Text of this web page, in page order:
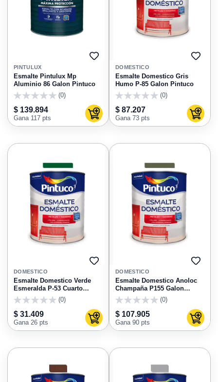
AGREGAR
FAVORITOS
PINTULUX
Esmalte Pintulux Mp
Aluminio 86 Galon Pintuco
(0)
$ 139.894
Gana 117 pts Agregar al carrito
DOMESTICO
Esmalte Domestico Gris
Humo P-85 Galon Pintuco
(0)
$ 87.207
Gana 73 pts
AGREGAR
FAVORITOS
DOMESTICO
Esmalte Domestico Verde
Esmeralda P-53 Cuarto
Pintuco
(0)
$ 31.409
Gana 26 pts Agregar al carrito
DOMESTICO
Esmalte Domestico Anoloc
Champaña P155 Galon
Pintuco
(0)
$ 107.905
Gana 90 pts